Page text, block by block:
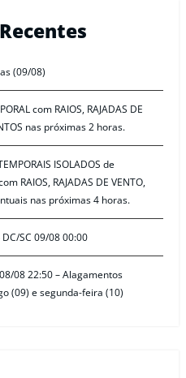
(09/08)
com RAIOS, RAJADAS DE
nas próximas 2 horas.
ISOLADOS de
RAIOS, RAJADAS DE VENTO,
nas próximas 4 horas.
SC 09/08 00:00
08 22:50 – Alagamentos
(09) e segunda-feira (10)